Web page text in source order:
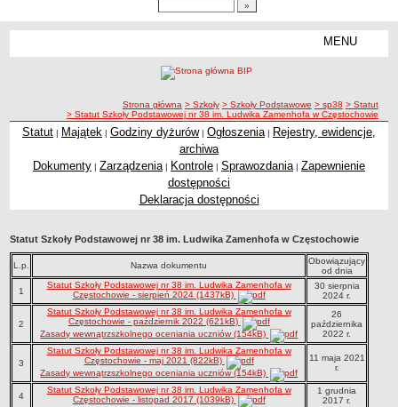
MENU
Zespoły Szkół
Techniczne Zakłady Naukowe
PRZEDSZKOLA
Przedszkola Miejskie
ARCHIWUM SZKÓŁ I PLACÓWEK
Przekształcone szkoły i placówki
Wielofunkcyjna Placówka
SPECJALNE OŚRODKI SZKOLNO-WYCHOWAWCZE
Specjalny Ośrodek nr 1
Specjalny Ośrodek nr 5
BURSA MIEJSKA
Dane podstawowe
ścieżka nawigacji
Strona główna > Szkoły > Szkoły Podstawowe > sp38 > Statut
> Statut Szkoły Podstawowej nr 38 im. Ludwika Zamenhofa w Częstochowie
Statut | Majątek | Godziny dyżurów| Ogłoszenia | Rejestry, ewidencje,
archiwa
Dokumenty | Zarządzenia | Kontrole | Sprawozdania | Zapewnienie
dostępności
Deklaracja dostępności
Statut Szkoły Podstawowej nr 38 im. Ludwika Zamenhofa w Częstochowie
L.p. Nazwa dokumentu
Obowiązujący
od dnia
1
Statut Szkoły Podstawowej nr 38 im. Ludwika Zamenhofa w
Częstochowie - sierpień 2024 (1437kB)
30 sierpnia
2024 r.
2
Statut Szkoły Podstawowej nr 38 im. Ludwika Zamenhofa w
Częstochowie - październik 2022 (621kB)
Zasady wewnątrzszkolnego oceniania uczniów (154kB)
26
października
2022 r.
3
Statut Szkoły Podstawowej nr 38 im. Ludwika Zamenhofa w
Częstochowie - maj 2021 (822kB)
Zasady wewnątrzszkolnego oceniania uczniów (154kB)
11 maja 2021
r.
4
Statut Szkoły Podstawowej nr 38 im. Ludwika Zamenhofa w
Częstochowie - listopad 2017 (1039kB)
1 grudnia
2017 r.